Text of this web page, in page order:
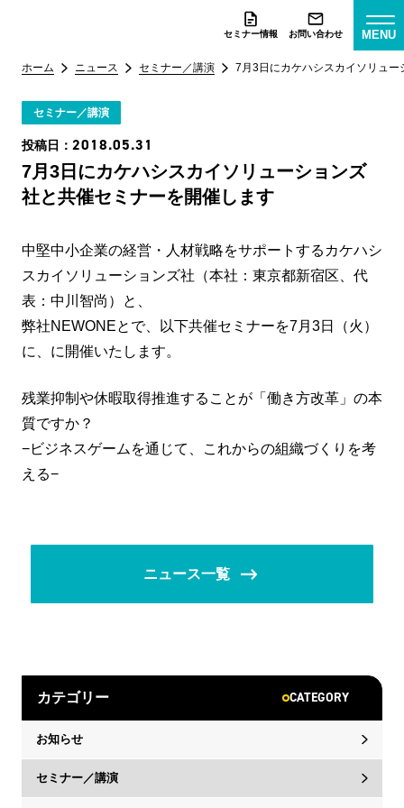
セミナー情報 お問い合わせ MENU
ホーム ニュース セミナー／講演 7月3日にカケハシスカイソリュ
セミナー／講演
投稿日： 2018.05.31
7月3日にカケハシスカイソリューションズ
社と共催セミナーを開催します
中堅中小企業の経営・人材戦略をサポートするカケハシ
スカイソリューションズ社（本社：東京都新宿区、代
表：中川智尚）と、
弊社NEWONEとで、以下共催セミナーを7月3日（火）
に、に開催いたします。
残業抑制や休暇取得推進することが「働き方改革」の本
質ですか？
−ビジネスゲームを通じて、これからの組織づくりを考
える−
ニュース一覧
カテゴリー CATEGORY
お知らせ
セミナー／講演